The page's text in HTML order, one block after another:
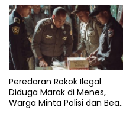
Peredaran Rokok Ilegal
Diduga Marak di Menes,
Warga Minta Polisi dan Bea